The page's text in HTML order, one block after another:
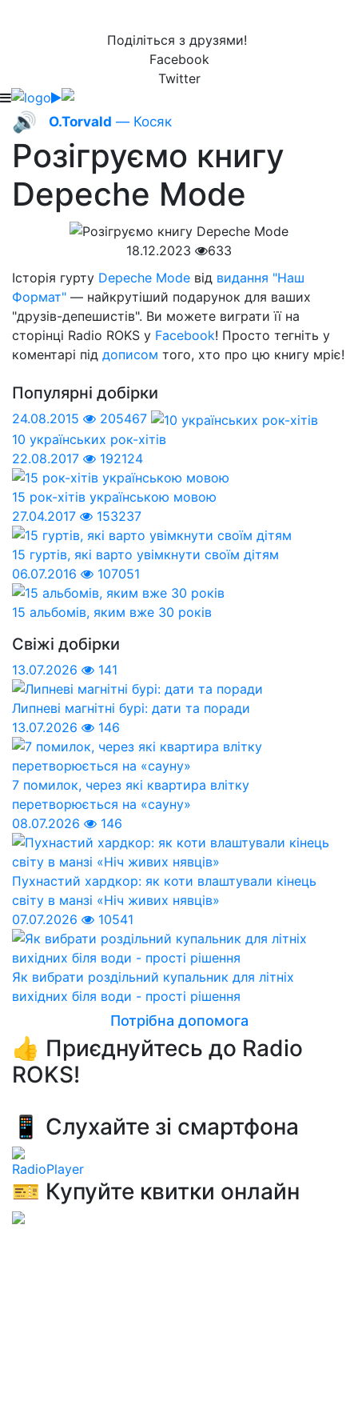
Поділіться з друзями!
Facebook
Twitter
🔊 O.Torvald — Косяк
Розігруємо книгу
Depeche Mode
18.12.2023
633
Історія гурту Depeche Mode від видання "Наш
Формат" — найкрутіший подарунок для ваших
"друзів-депешистів". Ви можете виграти її на
сторінці Radio ROKS у Facebook! Просто тегніть у
коментарі під дописом того, хто про цю книгу мріє!
Популярні добірки
24.08.2015
205467
10 українських рок-хітів
22.08.2017
192124
15 рок-хітів українською мовою
27.04.2017
153237
15 гуртів, які варто увімкнути своїм дітям
06.07.2016
107051
15 альбомів, яким вже 30 років
Свіжі добірки
13.07.2026 141
Липневі магнітні бурі: дати та поради
13.07.2026
146
7 помилок, через які квартира влітку
перетворюється на «сауну»
08.07.2026
146
Пухнастий хардкор: як коти влаштували кінець
світу в манзі «Ніч живих нявців»
07.07.2026
10541
Як вибрати роздільний купальник для літніх
вихідних біля води - прості рішення
Потрібна допомога
👍 Приєднуйтесь до Radio
ROKS!
📱 Слухайте зі смартфона
RadioPlayer
🎫 Купуйте квитки онлайн